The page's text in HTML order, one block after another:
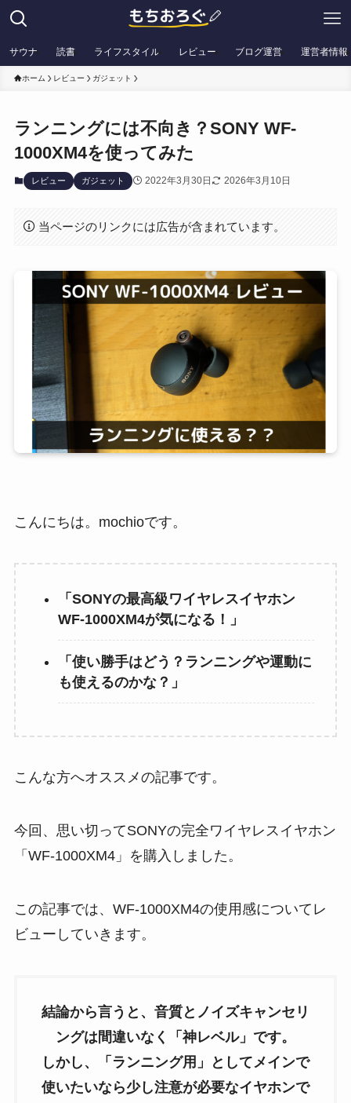
サウナ 読書 ライフスタイル レビュー ブログ運営 運営者情報
ホーム レビュー ガジェット
ランニングには不向き？SONY WF-
1000XM4を使ってみた
レビュー ガジェット 2022年3月30日 2026年3月10日
当ページのリンクには広告が含まれています。
こんにちは。mochioです。
「SONYの最高級ワイヤレスイヤホン
WF-1000XM4が気になる！」
「使い勝手はどう？ランニングや運動に
も使えるのかな？」
こんな方へオススメの記事です。
今回、思い切ってSONYの完全ワイヤレスイヤホン
「WF-1000XM4」を購入しました。
この記事では、WF-1000XM4の使用感についてレ
ビューしていきます。
結論から言うと、音質とノイズキャンセリ
ングは間違いなく「神レベル」です。
しかし、「ランニング用」としてメインで
使いたいなら少し注意が必要なイヤホンで